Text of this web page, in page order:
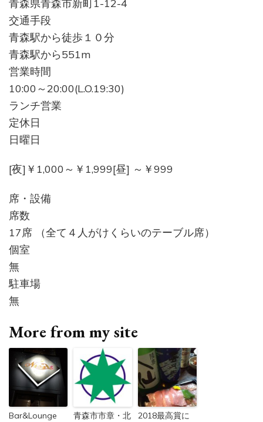
青森県青森市新町1-12-4
交通手段
青森駅から徒歩１０分
青森駅から551m
営業時間
10:00～20:00(L.O.19:30)
ランチ営業
定休日
日曜日
[夜]￥1,000～￥1,999[昼] ～￥999
席・設備
席数
17席 （全て４人がけくらいのテーブル席）
個室
無
駐車場
無
More from my site
Bar&Lounge
青森市市章・北
2018最高賞に